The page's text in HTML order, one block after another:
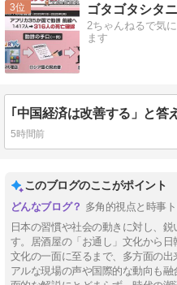
3 ゴタゴタシタ
2ちゃんねるで気
ます
5時間前
このブログのここがポイント
多角的視点と時事
日本の習慣や社会の動きに対し、
す。居酒屋の「お通し」文化から
文化の一面に至るまで、多方面の
アルな現場の声や国際的な動向も